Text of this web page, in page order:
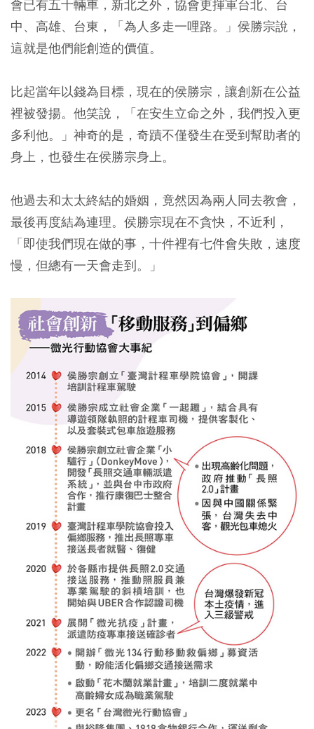
會已有五十輛車，新北之外，協會更揮軍台北、台
中、高雄、台東，「為人多走一哩路。」侯勝宗說，
這就是他們能創造的價值。
比起當年以錢為目標，現在的侯勝宗，讓創新在公益
裡被發揚。他笑說，「在安生立命之外，我們投入更
多利他。」神奇的是，奇蹟不僅發生在受到幫助者的
身上，也發生在侯勝宗身上。
他過去和太太終結的婚姻，竟然因為兩人同去教會，
最後再度結為連理。侯勝宗現在不貪快，不近利，
「即使我們現在做的事，十件裡有七件會失敗，速度
慢，但總有一天會走到。」